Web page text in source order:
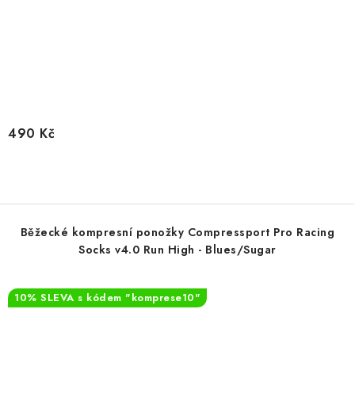
490 Kč
Běžecké kompresní ponožky Compressport Pro Racing
Socks v4.0 Run High - Blues/Sugar
10% SLEVA s kódem "komprese10"